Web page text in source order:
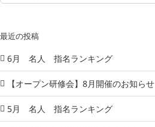
最近の投稿
6月 名人 指名ランキング
【オープン研修会】8月開催のお知らせ
5月 名人 指名ランキング